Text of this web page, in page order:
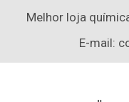
Melhor loja
E-mail: